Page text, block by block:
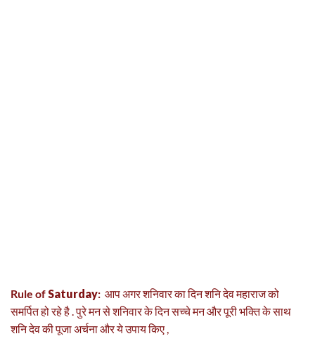
Rule ofSaturday: आप अगर शनिवार का दिन शनि देव महाराज को
समर्पित हो रहे है . पुरे मन से शनिवार के दिन सच्चे मन और पूरी भक्ति के साथ
शनि देव की पूजा अर्चना और ये उपाय किए ,